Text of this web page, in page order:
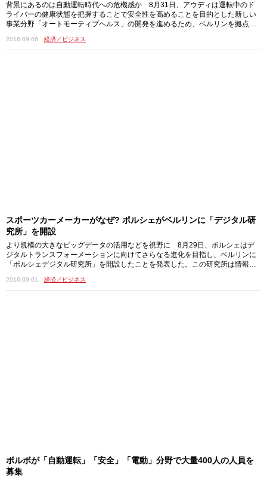
背景にあるのは自動運転時代への危機感か 8月31日、アウディは運転中のド
ライバーの健康状態を把握することで安全性を高めることを目的とした新しい
事業分野「オートモーティブヘルス」の開発を進めるため、ベルリンを拠点と
2016.09.06 経済／ビジネス
スポーツカーメーカーがなぜ? ポルシェがベルリンに「デジタル研
究所」を開設
より規模の大きなビッグデータの活用などを視野に 8月29日、ポルシェはデ
ジタルトランスフォーメーションに向けてさらなる進化を目指し、ベルリンに
「ポルシェデジタル研究所」を開設したことを発表した。この研究所は情報テ
2016.09.01 経済／ビジネス
ボルボが「自動運転」「安全」「電動」分野で大量400人の人員を
募集